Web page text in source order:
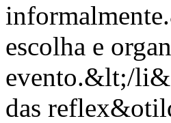
escolha e
evento.&lt;/
das